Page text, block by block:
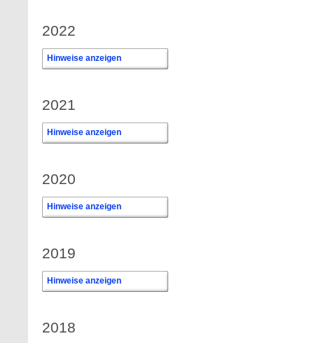
2022
Hinweise anzeigen
2021
Hinweise anzeigen
2020
Hinweise anzeigen
2019
Hinweise anzeigen
2018